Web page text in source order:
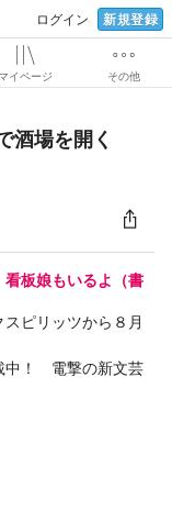
ログイン 新規登録
イページ その他
酒場を開く
板娘もいるよ（書
ピリッツから８月
中！ 電撃の新文芸